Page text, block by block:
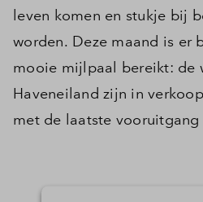
leven komen en stukje bij
worden. Deze maand is er
mooie mijlpaal bereikt: de
Haveneiland zijn in
met de laatste